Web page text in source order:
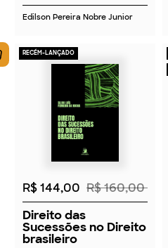
Edilson Pereira Nobre Junior
RECÉM-LANÇADO
R$ 144,00 R$ 160,00
Direito das
Sucessões no Direito
brasileiro